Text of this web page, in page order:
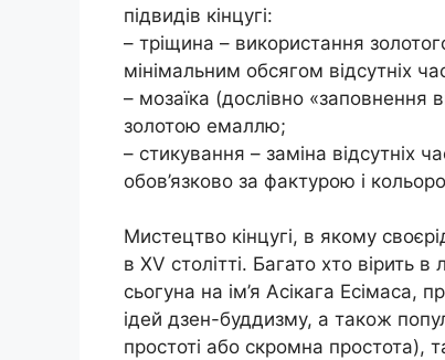
підвидів кінцугі:
– тріщина – використання
мінімальним обсягом відсутніх
– мозаїка (дослівно «заповнення
золотою емаллю;
– стикування – заміна відсутніх
обов’язково за фактурою і
Мистецтво кінцугі, в якому
в XV столітті. Багато хто вірить
сьогуна на ім’я Асікага
ідей дзен-буддизму, а також
простоті або скромна простота),